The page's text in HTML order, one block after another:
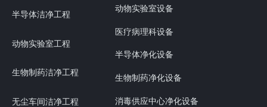
半导体洁净工程
动物实验室工程
生物制药洁净工程
无尘车间洁净工程
动物实验室设备
医疗病理科设备
半导体净化设备
生物制药净化设备
消毒供应中心净化设备